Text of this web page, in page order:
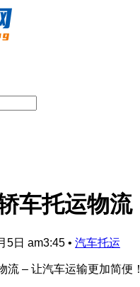
车托运物流
5日 am3:45 • 汽车托运
流 – 让汽车运输更加简便！